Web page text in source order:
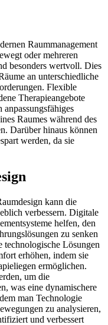
Raummanagement
oder mehreren
besonders wertvoll. Dies
an unterschiedliche
Flexible
Therapieangebote
Raumes während des
Darüber hinaus können
werden, da sie
kann die
verbessern. Digitale
helfen, den
zu senken
technologische Lösungen
erhöhen, indem sie
ermöglichen.
um die
was eine dynamischere
man Technologie
zu analysieren,
und verbessert